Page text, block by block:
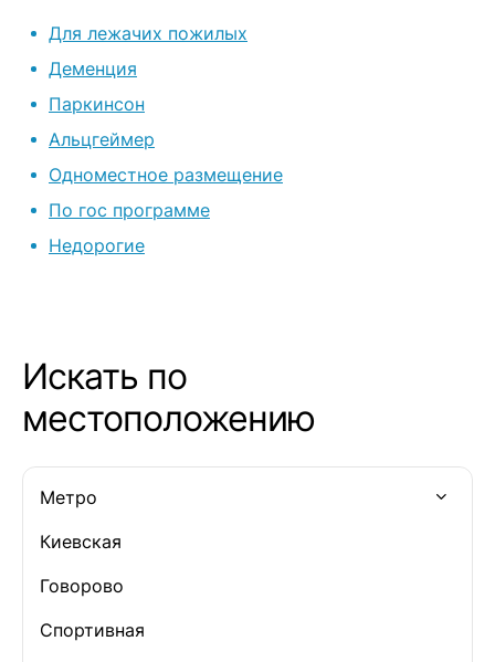
огромное!
Для лежачих пожилых
Деменция
Паркинсон
Альцгеймер
Одноместное размещение
По гос программе
Недорогие
Искать по
местоположению
Метро
Киевская
Говорово
Спортивная